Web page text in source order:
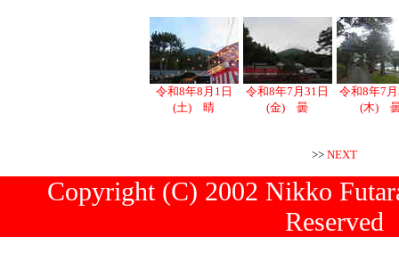
令和8年8月1日
(土) 晴
令和8年7月31日
(金) 曇
令和8年7
(木)
>> NEXT
Copyright (C) 2002 Nikko
Reserved